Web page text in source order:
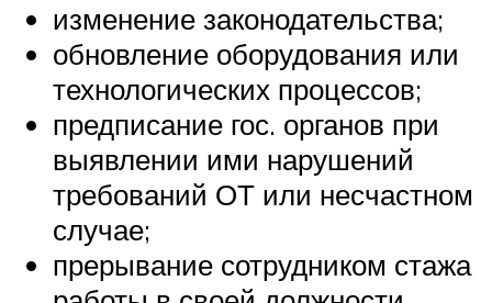
изменение законодательства;
обновление оборудования или
технологических процессов;
предписание гос. органов при
выявлении ими нарушений
требований ОТ или несчастном
случае;
прерывание сотрудником стажа